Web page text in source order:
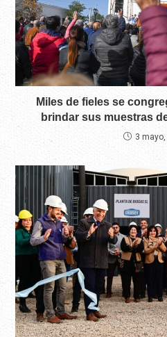
Miles de fieles se
brindar sus muestras
3